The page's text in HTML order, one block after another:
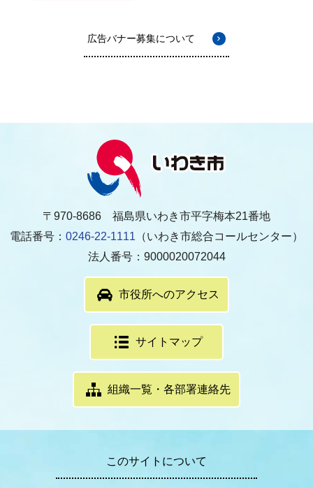
広告バナー募集について
〒970-8686 福島県いわき市平字梅本21番地
電話番号： 0246-22-1111 （いわき市総合コールセンター）
法人番号：9000020072044
市役所へのアクセス
サイトマップ
組織一覧・各部署連絡先
このサイトについて